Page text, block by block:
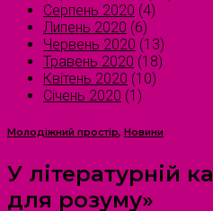
Серпень 2020 (4)
Липень 2020 (6)
Червень 2020 (13)
Травень 2020 (18)
Квітень 2020 (10)
Січень 2020 (1)
Молодіжний простір, Новини
У літературній
для розуму»